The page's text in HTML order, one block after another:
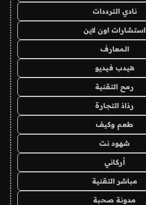
نادي الترددات
استشارات اون لاين
المعارف
هيدب فيديو
رمح التقنية
رذاذ التجارة
طعم وكيف
شهود نت
أركاني
مباشر التقنية
مدونة صحبة